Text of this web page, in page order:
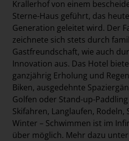
Krallerhof von einem
Sterne-Haus geführt, das
Generation geleitet wird. Der
zeichnete sich stets durch
Gastfreundschaft, wie auch
Innovation aus. Das Hotel
ganzjährig Erholung und
Biken, ausgedehnte
Golfen oder Stand-up-
Skifahren, Langlaufen, Rodeln,
Winter – Schwimmen ist im
über möglich. Mehr dazu unter